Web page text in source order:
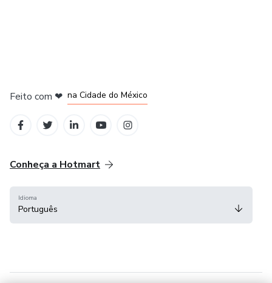
Feito com ❤ na Cidade do México
Conheça a Hotmart
Idioma
Português